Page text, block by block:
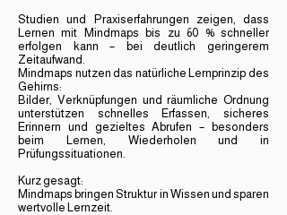
Studien und Praxiserfahrungen zeigen, dass
Lernen mit Mindmaps bis zu 60 % schneller
erfolgen kann – bei deutlich geringerem
Zeitaufwand.
Mindmaps nutzen das natürliche Lernprinzip des
Gehirns:
Bilder, Verknüpfungen und räumliche Ordnung
unterstützen schnelles Erfassen, sicheres
Erinnern und gezieltes Abrufen – besonders
beim Lernen, Wiederholen und in
Prüfungssituationen.
Kurz gesagt:
Mindmaps bringen Struktur in Wissen und sparen
wertvolle Lernzeit.